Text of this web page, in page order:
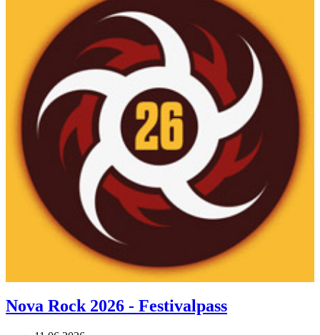
Nova Rock 2026 - Festivalpass